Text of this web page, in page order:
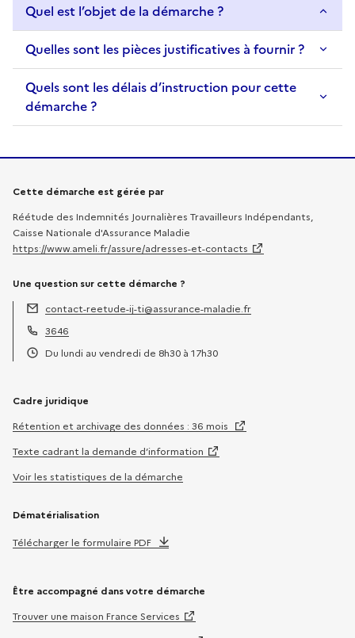
Quel est l’objet de la démarche ?
Quelles sont les pièces justificatives à fournir ?
Quels sont les délais d’instruction pour cette
démarche ?
Informations sur la démarche
Cette démarche est gérée par
Réétude des Indemnités Journalières Travailleurs Indépendants,
Caisse Nationale d'Assurance Maladie
https://www.ameli.fr/assure/adresses-et-contacts
Une question sur cette démarche ?
Adresse électronique :
contact-reetude-ij-ti@assurance-maladie.fr
Téléphone :
3646
Du lundi au vendredi de 8h30 à 17h30
Cadre juridique
Rétention et archivage des données : 36 mois
Texte cadrant la demande d’information
Voir les statistiques de la démarche
Dématérialisation
Télécharger le formulaire PDF
Être accompagné dans votre démarche
Trouver une maison France Services